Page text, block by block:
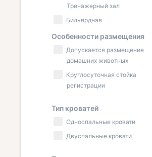
Тренажерный зал
Бильярдная
Особенности размещения
Допускается размещение
домашних животных
Круглосуточная стойка
регистрации
Тип кроватей
Односпальные кровати
Двуспальные кровати